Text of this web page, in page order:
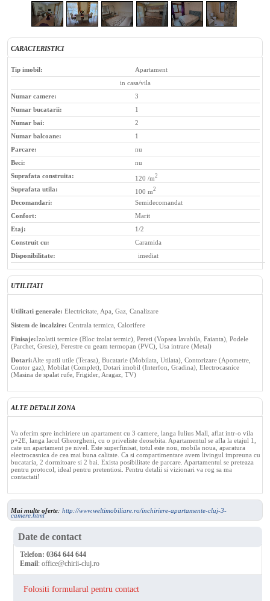
CARACTERISTICI
Tip imobil:
Apartament
in casa/vila
Numar camere:
3
Numar bucatarii:
1
Numar bai:
2
Numar balcoane:
1
Parcare:
nu
Beci:
nu
Suprafata construita:
120 /m2
Suprafata utila: 100 m2
Decomandari:
Semidecomandat
Confort:
Marit
Etaj:
1/2
Construit cu:
Caramida
Disponibilitate:
imediat
UTILITATI
Utilitati generale: Electricitate, Apa, Gaz, Canalizare
Sistem de incalzire: Centrala termica, Calorifere
Finisaje:Izolatii termice (Bloc izolat termic), Pereti (Vopsea lavabila, Faianta), Podele
(Parchet, Gresie), Ferestre cu geam termopan (PVC), Usa intrare (Metal)
Dotari:Alte spatii utile (Terasa), Bucatarie (Mobilata, Utilata), Contorizare (Apometre,
Contor gaz), Mobilat (Complet), Dotari imobil (Interfon, Gradina), Electrocasnice
(Masina de spalat rufe, Frigider, Aragaz, TV)
ALTE DETALII ZONA
Va oferim spre inchiriere un apartament cu 3 camere, langa Iulius Mall, aflat intr-o vila
p+2E, langa lacul Gheorgheni, cu o priveliste deosebita. Apartamentul se afla la etajul 1,
cate un apartament pe nivel. Este superfinisat, totul este nou, mobila noua, aparatura
electrocasnica de cea mai buna calitate. Ca si compartimentare avem livingul impreuna cu
bucataria, 2 dormitoare si 2 bai. Exista posibilitate de parcare. Apartamentul se preteaza
pentru protocol, ideal pentru pretentiosi. Pentru detalii si vizionari va rog sa ma
contactati!
Mai multe oferte: http://www.weltimobiliare.ro/inchiriere-apartamente-cluj-3-
camere.html
Date de contact
Telefon:0364 644 644
Email:office@chirii-cluj.ro
Folositi formularul pentru contact